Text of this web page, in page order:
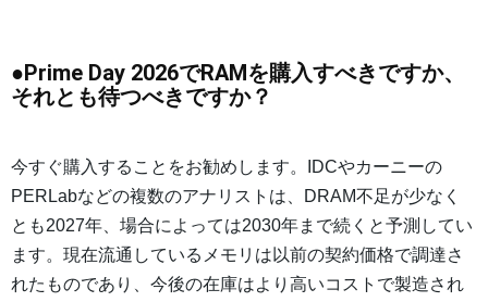
●Prime Day 2026でRAMを購入すべきですか、
それとも待つべきですか？
今すぐ購入することをお勧めします。IDCやカーニーの
PERLabなどの複数のアナリストは、DRAM不足が少なく
とも2027年、場合によっては2030年まで続くと予測してい
ます。現在流通しているメモリは以前の契約価格で調達さ
れたものであり、今後の在庫はより高いコストで製造され